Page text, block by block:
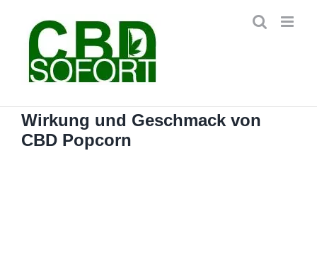
springen
Wirkung und Geschmack von
CBD Popcorn